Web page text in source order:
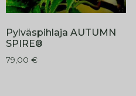
Pylväspihlaja AUTUMN
SPIRE®
79,00 €